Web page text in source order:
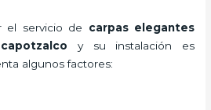
el servicio de carpas elegantes
y su instalación es
algunos factores: